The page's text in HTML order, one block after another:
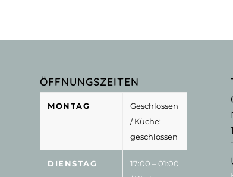
ÖFFNUNGSZEITEN
MONTAG
Geschlossen
/ Küche:
geschlossen
DIENSTAG
17:00 – 01:00